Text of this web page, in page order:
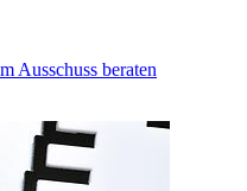
Ausschuss beraten